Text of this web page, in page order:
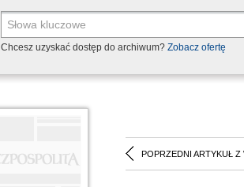
Chcesz uzyskać dostęp do archiwum? Zobacz ofertę
POPRZEDNI ARTYKUŁ Z